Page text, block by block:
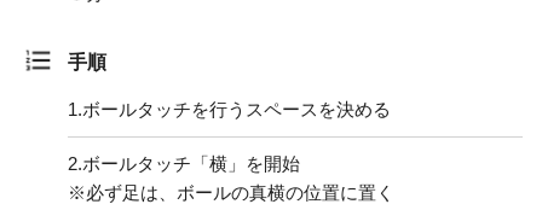
手順
1.ボールタッチを行うスペースを決める
2.ボールタッチ「横」を開始
※必ず足は、ボールの真横の位置に置く